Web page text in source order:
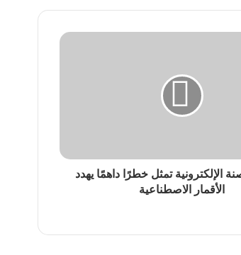
الإلكترونية تمثل خطرًا داهمًا يهدد
الأقمار الاصطناعية